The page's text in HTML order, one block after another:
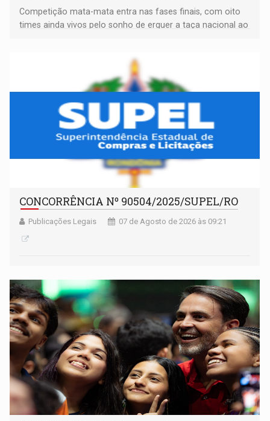
Competição mata-mata entra nas fases finais, com oito
times ainda vivos pelo sonho de erguer a taça nacional ao
CONCORRÊNCIA Nº 90504/2025/SUPEL/RO
Publicações Legais 07 de Agosto de 2026 às 09:21